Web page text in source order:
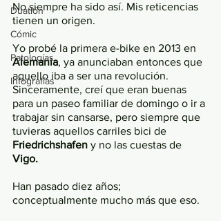
Duatlón
Cómic
Patologías
Infografías
No siempre ha sido así. Mis reticencias
tienen un origen.
Yo probé la primera e-bike en 2013 en
Alemania, ya anunciaban entonces que
aquello iba a ser una revolución.
Sinceramente, creí que eran buenas
para un paseo familiar de domingo o ir a
trabajar sin cansarse, pero siempre que
tuvieras aquellos carriles bici de
Friedrichshafen y no las cuestas de
Vigo.
Han pasado diez años;
conceptualmente mucho más que eso.